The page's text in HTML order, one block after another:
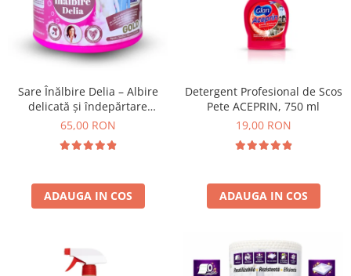
Bioactivatori & Tratamente Fose
Septice
Manusi Protectie
Solutii curatare mobila
Ceaiuri
Cosmetice
Vopsea Par
Ingrijire Par
Ingrijire corp
Ingrijire maini
Ingrijire picioare
Îngrijire Ten
Curatare Intretinere Incaltaminte
Gel de Dus
Sare Înălbire Delia – Albire
delicată și îndepărtare
eficientă a petelor 500 g
65,00 RON
ADAUGA IN COS
Detergent Profesional de Scos
Pete ACEPRIN, 750 ml
19,00 RON
ADAUGA IN COS